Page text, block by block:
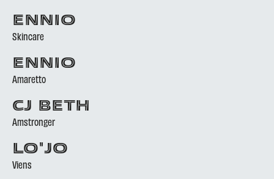
ENNIO
Skincare
ENNIO
Amaretto
CJ BETH
Amstronger
LO'JO
Viens